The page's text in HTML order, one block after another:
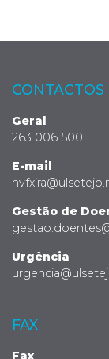
CONTACTOS
Geral
263 006 500
E-mail
Gestão de
Urgência
FAX
Fax